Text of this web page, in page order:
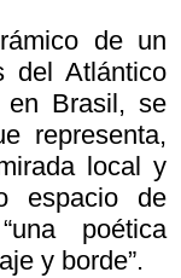
de un
del Atlántico
en Brasil, se
representa,
local y
espacio de
poética
y borde”.